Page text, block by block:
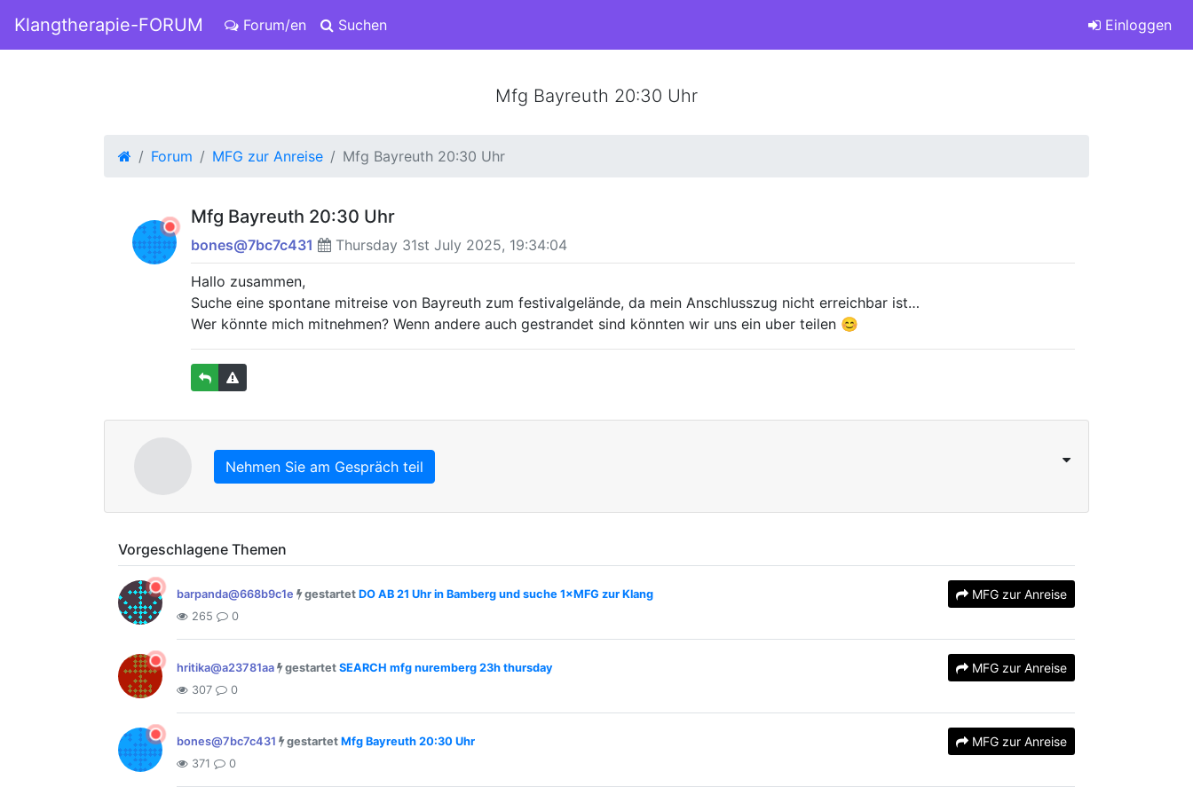
Klangtherapie-FORUM Forum/en Suchen Einloggen
Mfg Bayreuth 20:30 Uhr
Forum MFG zur Anreise Mfg Bayreuth 20:30 Uhr
Mfg Bayreuth 20:30 Uhr
bones@7bc7c431 Thursday 31st July 2025, 19:34:04
Hallo zusammen,
Suche eine spontane mitreise von Bayreuth zum festivalgelände, da mein Anschlusszug nicht erreichbar ist…
Wer könnte mich mitnehmen? Wenn andere auch gestrandet sind könnten wir uns ein uber teilen 😊
Nehmen Sie am Gespräch teil
Vorgeschlagene Themen
barpanda@668b9c1e gestartet DO AB 21 Uhr in Bamberg und suche 1×MFG zur Klang MFG zur Anreise
265 0
hritika@a23781aa gestartet SEARCH mfg nuremberg 23h thursday MFG zur Anreise
307 0
bones@7bc7c431 gestartet Mfg Bayreuth 20:30 Uhr MFG zur Anreise
371 0